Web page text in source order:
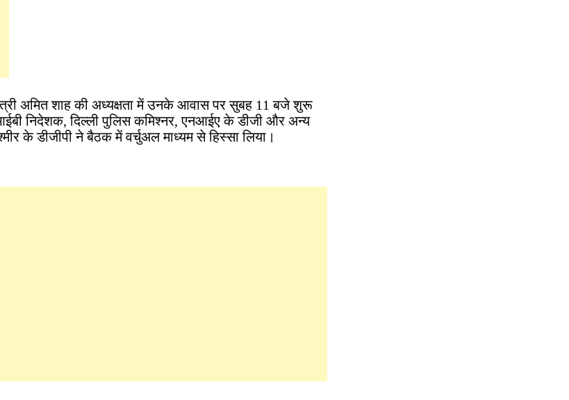
अमित शाह की अध्यक्षता में उनके आवास पर सुबह 11 बजे शुरू
निदेशक, दिल्ली पुलिस कमिश्नर, एनआईए के डीजी और अन्य
के डीजीपी ने बैठक में वर्चुअल माध्यम से हिस्सा लिया।